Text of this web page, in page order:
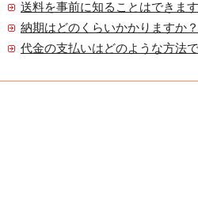
送料を事前に知ることはできま
納期はどのくらいかかりますか？